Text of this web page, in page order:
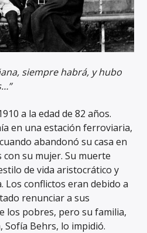
siempre habrá, y hubo
a la edad de 82 años.
en una estación ferroviaria,
abandonó su casa en
su mujer. Su muerte
de vida aristocrático y
Los conflictos eran debido a
renunciar a sus
los pobres, pero su familia,
Sofía Behrs, lo impidió.